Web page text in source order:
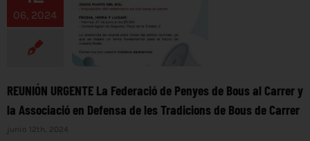
06, 2024
REUNIÓN URGENTE La Federació de Penyes de Bous al Carrer y
la Associació en Defensa de les Tradicions de Bous de Carrer
junio 12th, 2024